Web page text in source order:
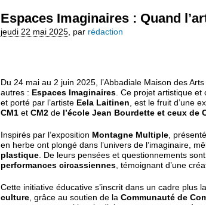
Espaces Imaginaires : Quand
jeudi 22 mai 2025 par rédaction
Du 24 mai au 2 juin 2025, l’Abbadiale Maison des
autres : Espaces Imaginaires . Ce projet artistique
et porté par l’artiste Eela Laitinen , est le fruit d’une
CM1 et CM2 de l’école Jean Bourdette et ceux de
Inspirés par l’exposition Montagne Multiple,
en herbe ont plongé dans l’univers de l’imaginaire,
plastique. De leurs pensées et questionnements
performances circassiennes, témoignant d’une
Cette initiative éducative s’inscrit dans un cadre plus
culture, grâce au soutien de la Communauté de